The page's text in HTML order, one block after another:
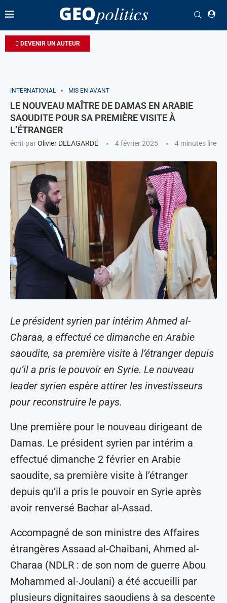
DEVENIR UN AUTEUR
INTERNATIONAL MIS EN AVANT
LE NOUVEAU MAÎTRE DE DAMAS EN ARABIE
SAOUDITE POUR SA PREMIÈRE VISITE À
L’ÉTRANGER
écrit parOlivier DELAGARDE 4 février 2025 4 minutes lire
Le président syrien par intérim Ahmed al-
Charaa, a effectué ce dimanche en Arabie
saoudite, sa première visite à l’étranger depuis
qu’il a pris le pouvoir en Syrie. Le nouveau
leader syrien espère attirer les investisseurs
pour reconstruire le pays.
Une première pour le nouveau dirigeant de
Damas. Le président syrien par intérim a
effectué dimanche 2 février en Arabie
saoudite, sa première visite à l’étranger
depuis qu’il a pris le pouvoir en Syrie après
avoir renversé Bachar al-Assad.
Accompagné de son ministre des Affaires
étrangères Assaad al-Chaibani, Ahmed al-
Charaa (NDLR : de son nom de guerre Abou
Mohammed al-Joulani) a été accueilli par
plusieurs dignitaires saoudiens à sa descente